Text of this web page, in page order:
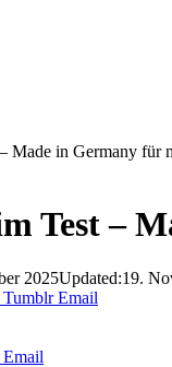
Made in Germany für
Test –
2025Updated:19.
Tumblr Email
Email